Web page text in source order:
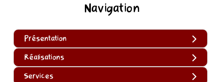
Navigation
Présentation
Réalisations
Services